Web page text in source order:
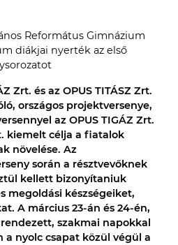
Református Gimnázium
diákjai nyerték az első
Zrt. és az OPUS TITÁSZ Zrt.
országos projektversenye,
az OPUS TIGÁZ Zrt.
kiemelt célja a fiatalok
növelése. Az
során a résztvevőknek
kellett bizonyítaniuk
megoldási készségeiket,
A március 23-án és 24-én,
szakmai napokkal
nyolc csapat közül végül a